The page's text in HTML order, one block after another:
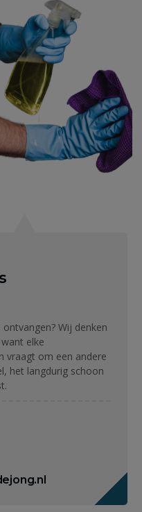
Wij denken
elke
vraagt om een andere
het langdurig schoon